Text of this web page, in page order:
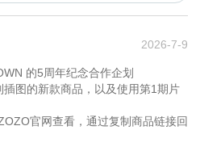
2026-7-9
的5周年纪念合作企划
图的新款商品，以及使用第1期片
官网查看，通过复制商品链接回